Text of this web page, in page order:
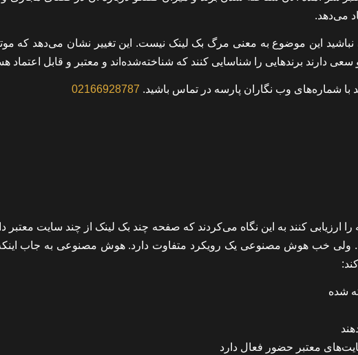
می‌دهد.
نباشید این موضوع به معنی مرگ بک لینک نیست. این تغییر نشان می‌دهد که
دارند برندهایی را شناسایی کنند که شناخته‌شده‌اند و معتبر و قابل اعتماد
با شماره‌های وب نگاران پارسه در تماس باشید. 02166928787
ارزیابی کنند به این نگاه می‌کردند که صفحه چند بک لینک از چند سایت معتبر
خب هوش مصنوعی یک رویکرد متفاوت دارد. هوش مصنوعی به جاب
شده
معتبر حضور فعال دارد